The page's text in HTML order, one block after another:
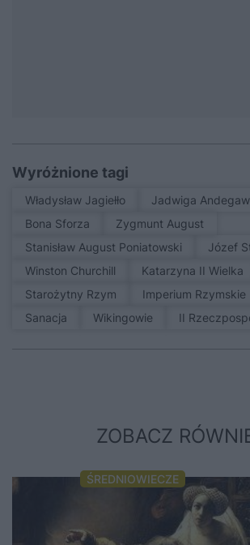
Wyróżnione tagi
Władysław Jagiełło
Jadwiga
Bona Sforza
Zygmunt August
Stanisław August Poniatowski
Józef
Winston Churchill
Katarzyna II Wielka
Starożytny Rzym
Imperium Rzymskie
sanacja
Wikingowie II
ZOBACZ
ŚREDNIOWIECZE